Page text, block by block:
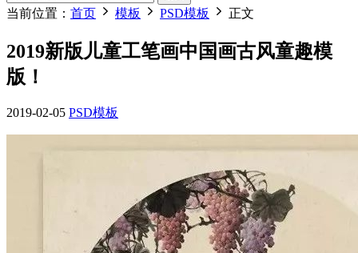
当前位置： 首页 模板 PSD模板 正文
2019新版儿童工笔画中国画古风童趣模
版！
2019-02-05 PSD模板